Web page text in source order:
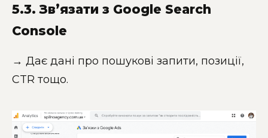
5.3. Зв’язати з Google Search
Console
→ Дає дані про пошукові запити, позиції,
CTR тощо.